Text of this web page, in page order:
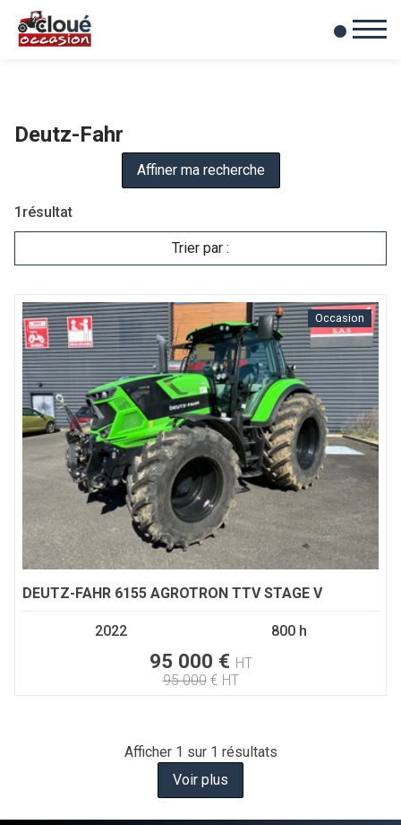
Mes favoris
0
Deutz-Fahr
1 résultat
Trier par :
Affiner ma recherche
Occasion
DEUTZ-FAHR 6155 AGROTRON TTV STAGE V
2022 800 h
95 000 € HT
95 000 € HT
Afficher 1 sur 1 résultats
Voir plus